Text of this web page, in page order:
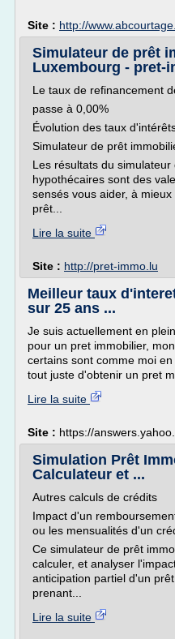
Site : http://
Simulateur de prêt
Luxembourg - pret-
Le taux de refinancement
passe à 0,00%
Évolution des taux
Simulateur de prêt
Les résultats du
hypothécaires sont des
sensés vous aider, à
prêt...
Lire la suite
Site : http://pret-immo.lu
Meilleur taux
sur 25 ans ...
Je suis actuellement en
pour un pret immobilier,
certains sont comme moi
tout juste d'obtenir un pret
Lire la suite
Site : https://
Simulation Prêt
Calculateur et ...
Autres calculs de crédits
Impact d'un
ou les mensualités d'un
Ce simulateur de prêt
calculer, et analyser
anticipation partiel d'un
prenant...
Lire la suite